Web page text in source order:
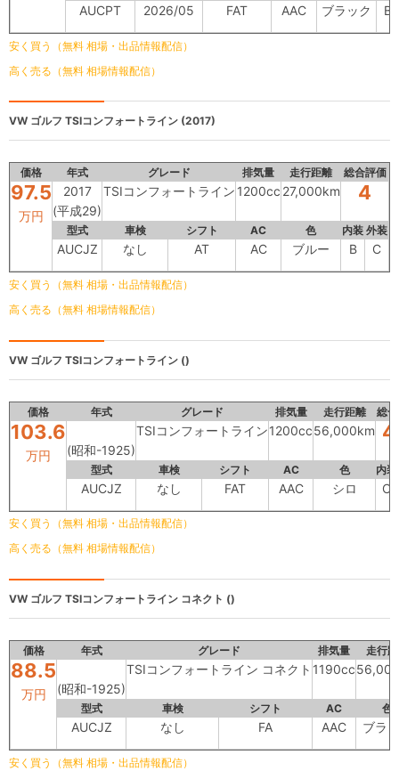
AUCPT 2026/05 FAT AAC ブラック B
安く買う（無料 相場・出品情報配信）
高く売る（無料 相場情報配信）
VW ゴルフ TSIコンフォートライン (2017)
価格 年式 グレード 排気量 走行距離 総合評価
97.5
万円
2017
(平成29)
TSIコンフォートライン 1200cc 27,000km 4
型式 車検 シフト AC 色 内装 外装
AUCJZ なし AT AC ブルー B C
安く買う（無料 相場・出品情報配信）
高く売る（無料 相場情報配信）
VW ゴルフ TSIコンフォートライン ()
価格 年式 グレード 排気量 走行距離 総
103.6
万円 (昭和-1925)
TSIコンフォートライン1200cc56,000km
型式 車検 シフト AC 色 内装
AUCJZ なし FAT AAC シロ C
安く買う（無料 相場・出品情報配信）
高く売る（無料 相場情報配信）
VW ゴルフ TSIコンフォートライン コネクト ()
価格 年式 グレード 排気量 走行
88.5
万円 (昭和-1925)
TSIコンフォートライン コネクト 1190cc
型式 車検 シフト AC 色
AUCJZ なし FA AAC ブラ
安く買う（無料 相場・出品情報配信）